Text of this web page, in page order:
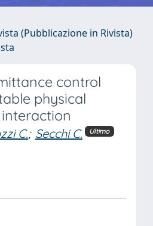
(Pubblicazione in Rivista)
control
physical
C.; Secchi C. Ultimo